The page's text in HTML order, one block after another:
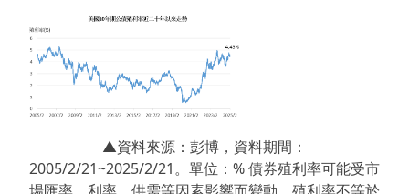
▲資料來源：彭博，資料期間：
2005/2/21~2025/2/21。單位：% 債券殖利率可能受市